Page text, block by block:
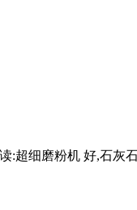
:超细磨粉机 好,石灰